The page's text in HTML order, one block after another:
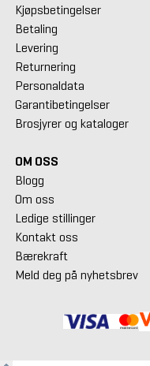
Kjøpsbetingelser
Betaling
Levering
Returnering
Personaldata
Garantibetingelser
Brosjyrer og kataloger
OM OSS
Blogg
Om oss
Ledige stillinger
Kontakt oss
Bærekraft
Meld deg på nyhetsbrev